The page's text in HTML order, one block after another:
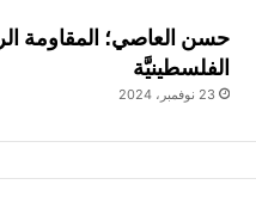
حسن العاصي؛ المقاومة
الفلسطينيَّة
23 نوفمبر، 2024